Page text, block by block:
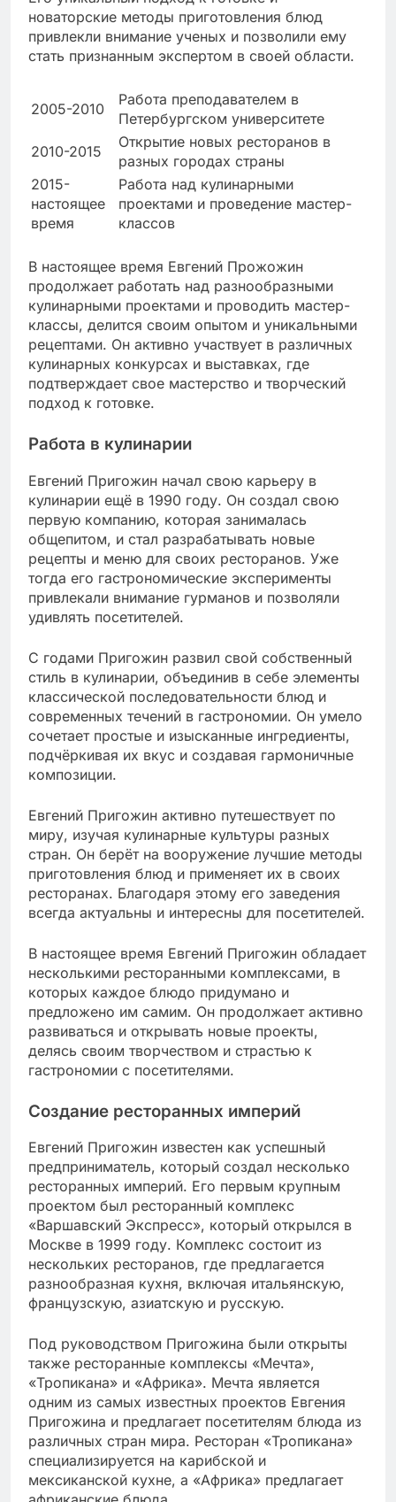
новаторские методы приготовления блюд
привлекли внимание ученых и позволили ему
стать признанным экспертом в своей области.
2005-2010
Работа преподавателем в
Петербургском университете
2010-2015
Открытие новых ресторанов в
разных городах страны
2015-
настоящее
время
Работа над кулинарными
проектами и проведение мастер-
классов
В настоящее время Евгений Прожожин
продолжает работать над разнообразными
кулинарными проектами и проводить мастер-
классы, делится своим опытом и уникальными
рецептами. Он активно участвует в различных
кулинарных конкурсах и выставках, где
подтверждает свое мастерство и творческий
подход к готовке.
Работа в кулинарии
Евгений Пригожин начал свою карьеру в
кулинарии ещё в 1990 году. Он создал свою
первую компанию, которая занималась
общепитом, и стал разрабатывать новые
рецепты и меню для своих ресторанов. Уже
тогда его гастрономические эксперименты
привлекали внимание гурманов и позволяли
удивлять посетителей.
С годами Пригожин развил свой собственный
стиль в кулинарии, объединив в себе элементы
классической последовательности блюд и
современных течений в гастрономии. Он умело
сочетает простые и изысканные ингредиенты,
подчёркивая их вкус и создавая гармоничные
композиции.
Евгений Пригожин активно путешествует по
миру, изучая кулинарные культуры разных
стран. Он берёт на вооружение лучшие методы
приготовления блюд и применяет их в своих
ресторанах. Благодаря этому его заведения
всегда актуальны и интересны для посетителей.
В настоящее время Евгений Пригожин обладает
несколькими ресторанными комплексами, в
которых каждое блюдо придумано и
предложено им самим. Он продолжает активно
развиваться и открывать новые проекты,
делясь своим творчеством и страстью к
гастрономии с посетителями.
Создание ресторанных империй
Евгений Пригожин известен как успешный
предприниматель, который создал несколько
ресторанных империй. Его первым крупным
проектом был ресторанный комплекс
«Варшавский Экспресс», который открылся в
Москве в 1999 году. Комплекс состоит из
нескольких ресторанов, где предлагается
разнообразная кухня, включая итальянскую,
французскую, азиатскую и русскую.
Под руководством Пригожина были открыты
также ресторанные комплексы «Мечта»,
«Тропикана» и «Африка». Мечта является
одним из самых известных проектов Евгения
Пригожина и предлагает посетителям блюда из
различных стран мира. Ресторан «Тропикана»
специализируется на карибской и
мексиканской кухне, а «Африка» предлагает